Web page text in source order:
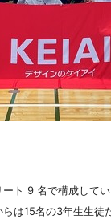
ト 9 名で構成して
は15名の3年生生徒